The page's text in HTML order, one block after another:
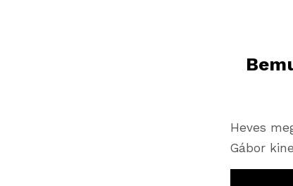
Heves
Gábor